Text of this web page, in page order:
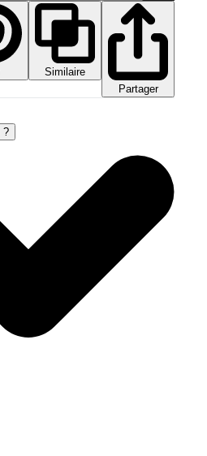
Similaire
Partager
?